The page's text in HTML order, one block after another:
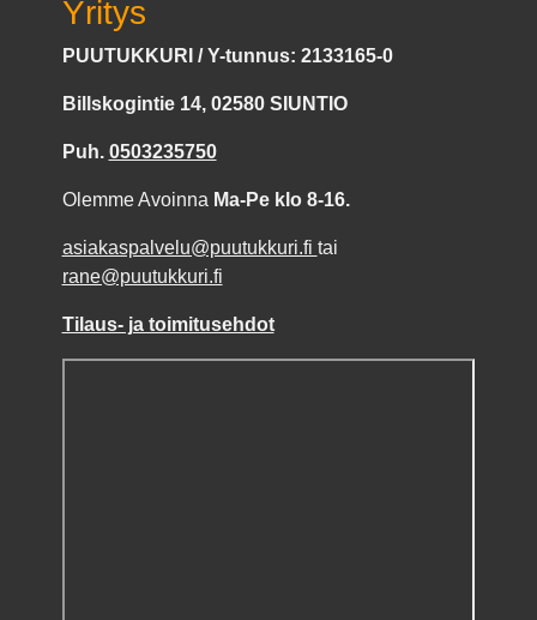
Yritys
PUUTUKKURI / Y-tunnus: 2133165-0
Billskogintie 14, 02580 SIUNTIO
Puh. 0503235750
Olemme Avoinna Ma-Pe klo 8-16.
asiakaspalvelu@puutukkuri.fi tai
rane@puutukkuri.fi
Tilaus- ja toimitusehdot